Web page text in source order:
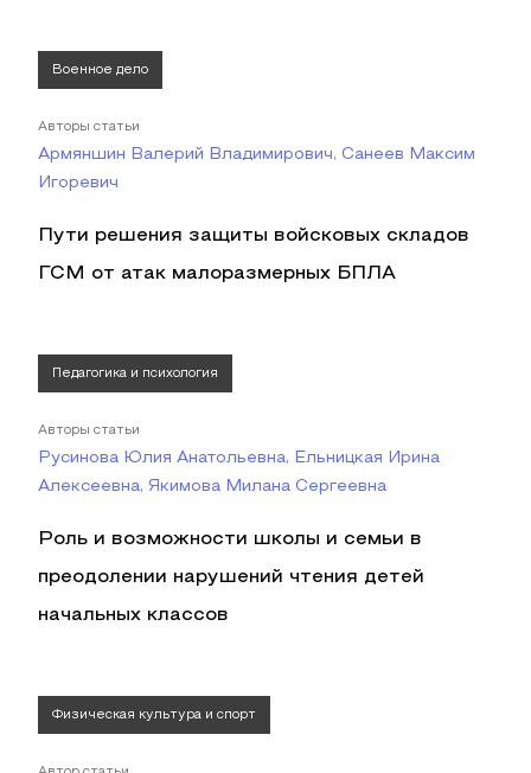
Военное дело
Авторы статьи
Армяншин Валерий Владимирович, Санеев Максим
Игоревич
Пути решения защиты войсковых складов
ГСМ от атак малоразмерных БПЛА
Педагогика и психология
Авторы статьи
Русинова Юлия Анатольевна, Ельницкая Ирина
Алексеевна, Якимова Милана Сергеевна
Роль и возможности школы и семьи в
преодолении нарушений чтения детей
начальных классов
Физическая культура и спорт